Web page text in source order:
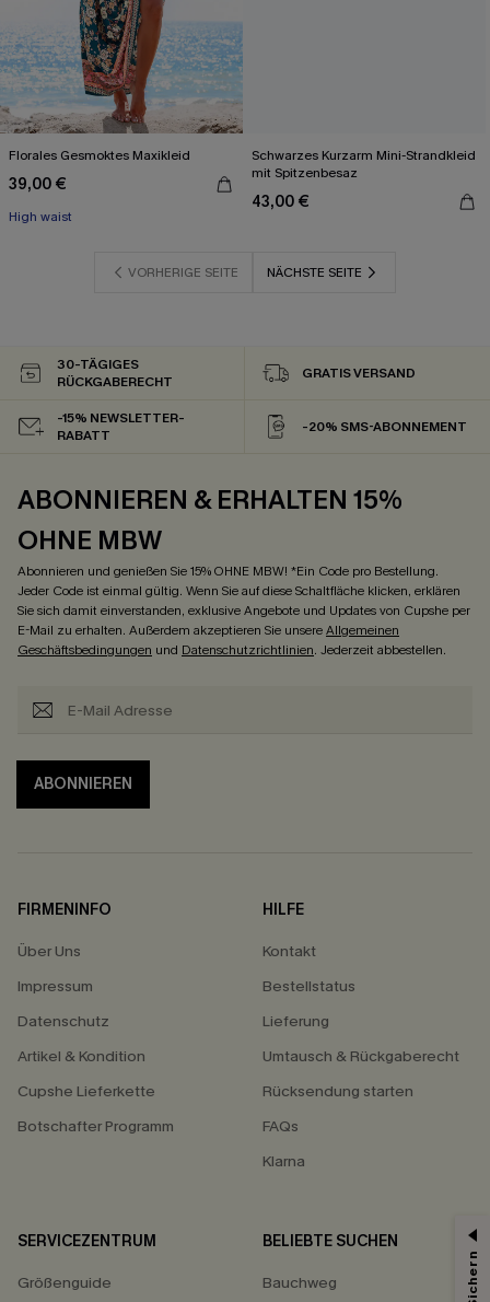
Florales Gesmoktes Maxikleid
39,00 €
High waist
Schwarzes Kurzarm Mini-Strandkleid
mit Spitzenbesaz
43,00 €
VORHERIGE SEITE NÄCHSTE SEITE
30-TÄGIGES
RÜCKGABERECHT
GRATIS VERSAND
-15% NEWSLETTER-
RABATT
-20% SMS-ABONNEMENT
ABONNIEREN & ERHALTEN 15%
OHNE MBW
Abonnieren und genießen Sie 15% OHNE MBW! *Ein Code pro Bestellung.
Jeder Code ist einmal gültig. Wenn Sie auf diese Schaltfläche klicken, erklären
Sie sich damit einverstanden, exklusive Angebote und Updates von Cupshe per
E-Mail zu erhalten. Außerdem akzeptieren Sie unsereAllgemeinen
Geschäftsbedingungen und Datenschutzrichtlinien. Jederzeit abbestellen.
ABONNIEREN
FIRMENINFO
Über Uns
Impressum
Datenschutz
Artikel & Kondition
Cupshe Lieferkette
Botschafter Programm
HILFE
Kontakt
Bestellstatus
Lieferung
Umtausch & Rückgaberecht
Rücksendung starten
FAQs
Klarna
SERVICEZENTRUM
Größenguide
BELIEBTE SUCHEN
Bauchweg
15% ERHALTEN